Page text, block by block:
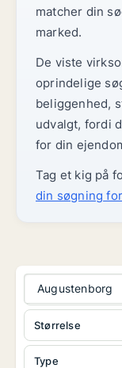
matcher din
marked.
De viste
oprindelige
beliggenhed,
udvalgt, fordi
for din
Tag et kig på
din søgning
Augustenborg
Type
Størrelse